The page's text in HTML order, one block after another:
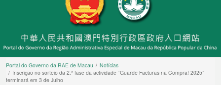
Portal do Governo da RAE de Macau
Notícias
Inscrição no sorteio da 2.ª fase da actividade “Guarde Facturas na Compra! 2025”
terminará em 3 de Julho